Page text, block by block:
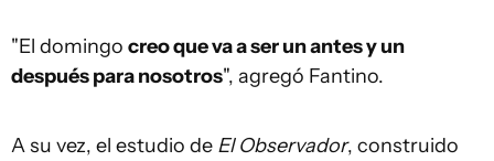
"El domingo creo que va a ser un antes y un
después para nosotros", agregó Fantino.
A su vez, el estudio de El Observador, construido